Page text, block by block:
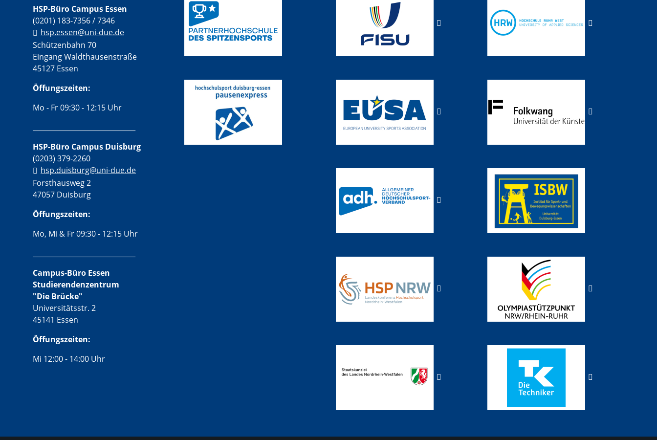
HSP-Büro Campus Essen
(0201) 183-7356 / 7346
hsp.essen@uni-due.de
Schützenbahn 70
Eingang Waldthausenstraße
45127 Essen
Öffungszeiten:
Mo - Fr 09:30 - 12:15 Uhr
HSP-Büro Campus Duisburg
(0203) 379-2260
hsp.duisburg@uni-due.de
Forsthausweg 2
47057 Duisburg
Öffungszeiten:
Mo, Mi & Fr 09:30 - 12:15 Uhr
Campus-Büro Essen
Studierendenzentrum
"Die Brücke"
Universitätsstr. 2
45141 Essen
Öffungszeiten:
Mi 12:00 - 14:00 Uhr